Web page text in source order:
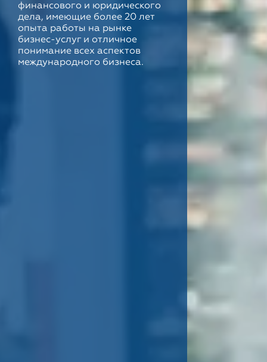
финансового и юридического
дела, имеющие более 20 лет
опыта работы на рынке
бизнес-услуг и отличное
понимание всех аспектов
международного бизнеса.